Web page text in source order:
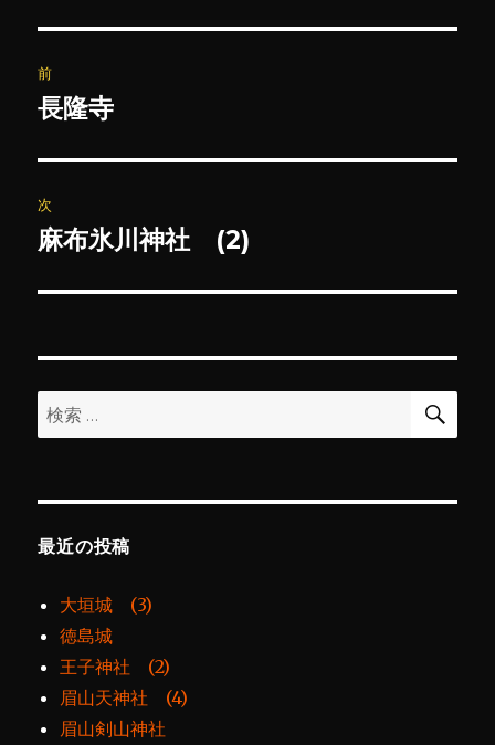
稿
ビ
ゲ
ー
ン
前
前
投
稿:
長隆寺
次
次
投
麻布氷川神社 (2)
検
索:
検
最近の投稿
大垣城 (3)
徳島城
王子神社 (2)
眉山天神社 (4)
眉山剣山神社